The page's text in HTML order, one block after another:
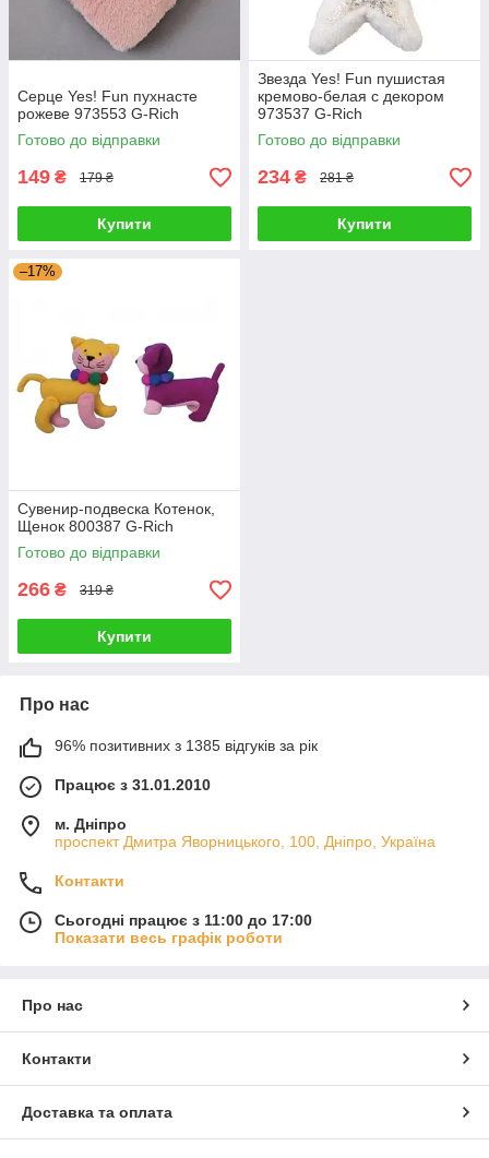
Серце Yes! Fun пухнасте
рожеве 973553 G-Rich
Готово до відправки
149 ₴ 179 ₴
Купити
Звезда Yes! Fun пушистая
кремово-белая с декором
973537 G-Rich
Готово до відправки
234 ₴ 281 ₴
Купити
–17%
Сувенир-подвеска Котенок,
Щенок 800387 G-Rich
Готово до відправки
266 ₴ 319 ₴
Купити
Про нас
96% позитивних з 1385 відгуків за рік
Працює з 31.01.2010
м. Дніпро
проспект Дмитра Яворницького, 100, Дніпро, Україна
Контакти
Сьогодні працює з 11:00 до 17:00
Показати весь графік роботи
Про нас
Контакти
Доставка та оплата